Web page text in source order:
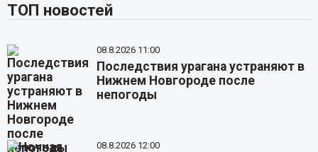
ТОП новостей
08.8.2026 11:00
Последствия урагана устраняют в
Нижнем Новгороде после
непогоды
08.8.2026 12:00